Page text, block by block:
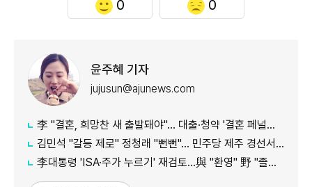
0 0
윤주혜 기자
jujusun@ajunews.com
李 "결혼, 희망찬 새 출발돼야"… 대출·청약 '결혼 페널티' 손본다
김민석 "갈등 제로" 정청래 "뻔뻔"… 민주당 제주 경선서 격돌
李대통령 'ISA·주가 누르기' 재검토…與 "환영" 野 "졸속 국정"